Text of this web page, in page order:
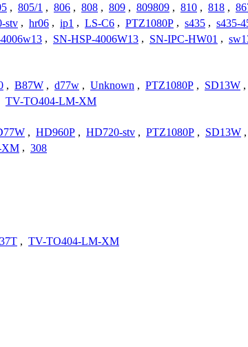
, 805/1 , 806 , 808 , 809 , 809809 , 810 , 818 ,
stv , hr06 , ip1 , LS-C6 , PTZ1080P , s435 , s435-
, SN-HSP-4006W13 , SN-IPC-HW01 ,
, B87W , d77w , Unknown , PTZ1080P , SD13W ,
TV-TO404-LM-XM
, HD960P , HD720-stv , PTZ1080P , SD13W ,
XM , 308
, TV-TO404-LM-XM